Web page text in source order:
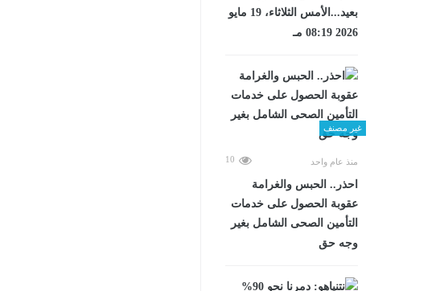
بعيد...الأمس الثلاثاء، 19 مايو
2026 08:19 مـ
غير مصنف
منذ عام واحد 10
احذر.. الحبس والغرامة
عقوبة الحصول على خدمات
التأمين الصحى الشامل بغير
وجه حق